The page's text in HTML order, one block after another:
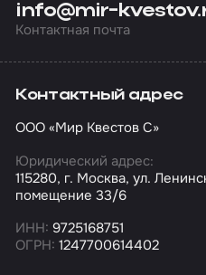
info@mir-
Контактная почта
Контактный адрес
ООО «Мир Квестов С»
Юридический адрес:
115280, г. Москва, ул.
помещение 33/6
ИНН: 9725168751
ОГРН: 1247700614402